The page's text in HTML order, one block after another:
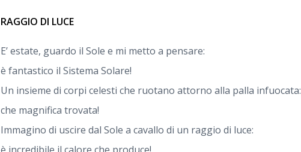
RAGGIO DI LUCE
E’ estate, guardo il Sole e mi metto a pensare:
è fantastico il Sistema Solare!
Un insieme di corpi celesti che ruotano attorno alla palla infuocata:
che magnifica trovata!
Immagino di uscire dal Sole a cavallo di un raggio di luce:
è incredibile il calore che produce!